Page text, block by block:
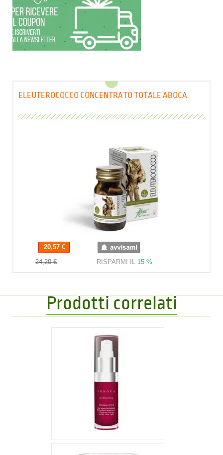
ELEUTEROCOCCO CONCENTRATO TOTALE ABOCA
20,57 €
24,20 € RISPARMI IL 15 %
Prodotti correlati
56,00 €